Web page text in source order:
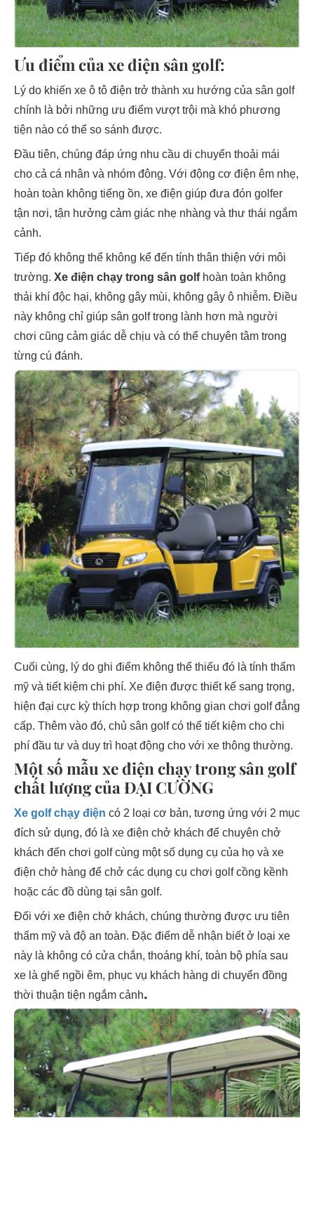
Ưu điểm của xe điện sân golf:
Lý do khiến xe ô tô điện trở thành xu hướng của sân golf
chính là bởi những ưu điểm vượt trội mà khó phương
tiện nào có thể so sánh được.
Đầu tiên, chúng đáp ứng nhu cầu di chuyển thoải mái
cho cả cá nhân và nhóm đông. Với động cơ điện êm nhẹ,
hoàn toàn không tiếng ồn, xe điện giúp đưa đón golfer
tận nơi, tận hưởng cảm giác nhẹ nhàng và thư thái ngắm
cảnh.
Tiếp đó không thể không kể đến tính thân thiện với môi
trường. Xe điện chạy trong sân golfhoàn toàn không
thải khí độc hại, không gây mùi, không gây ô nhiễm. Điều
này không chỉ giúp sân golf trong lành hơn mà người
chơi cũng cảm giác dễ chịu và có thể chuyên tâm trong
từng cú đánh.
Cuối cùng, lý do ghi điểm không thể thiếu đó là tính thẩm
mỹ và tiết kiệm chi phí. Xe điện được thiết kế sang trọng,
hiện đại cực kỳ thích hợp trong không gian chơi golf đẳng
cấp. Thêm vào đó, chủ sân golf có thể tiết kiệm cho chi
phí đầu tư và duy trì hoạt động cho với xe thông thường.
Một số mẫu xe điện chạy trong sân golf
chất lượng của ĐẠI CƯỜNG
Xe golf chạy điện có 2 loại cơ bản, tương ứng với 2 mục
đích sử dụng, đó là xe điện chở khách để chuyên chở
khách đến chơi golf cùng một số dụng cụ của họ và xe
điện chở hàng để chở các dụng cụ chơi golf cồng kềnh
hoặc các đồ dùng tại sân golf.
Đối với xe điện chở khách, chúng thường được ưu tiên
thẩm mỹ và độ an toàn. Đặc điểm dễ nhận biết ở loại xe
này là không có cửa chắn, thoáng khí, toàn bộ phía sau
xe là ghế ngồi êm, phục vụ khách hàng di chuyển đồng
thời thuận tiện ngắm cảnh.